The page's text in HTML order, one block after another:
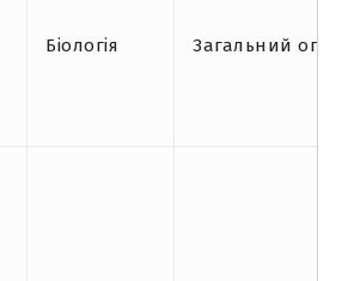
Біологія Загальний